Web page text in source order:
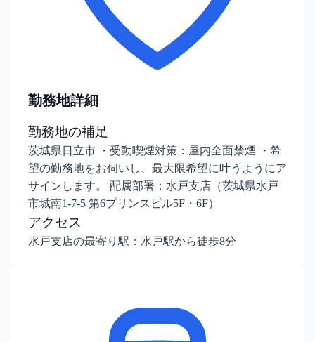
勤務地詳細
勤務地の補足
茨城県日立市 ・受動喫煙対策：屋内全面禁煙 ・希
望の勤務地をお伺いし、最大限希望に叶うようにア
サインします。 配属部署：水戸支店（茨城県水戸
市城南1-7-5 第6プリンスビル5F・6F）
アクセス
水戸支店の最寄り駅：水戸駅から徒歩8分